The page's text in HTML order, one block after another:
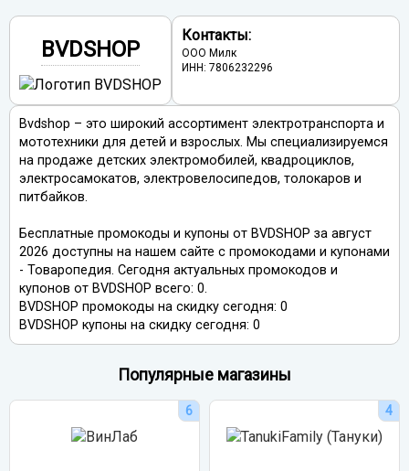
BVDSHOP
Контакты:
ООО Милк
ИНН: 7806232296
Bvdshop – это широкий ассортимент электротранспорта и
мототехники для детей и взрослых. Мы специализируемся
на продаже детских электромобилей, квадроциклов,
электросамокатов, электровелосипедов, толокаров и
питбайков.
Бесплатные промокоды и купоны от BVDSHOP за август
2026 доступны на нашем сайте с промокодами и купонами
- Товаропедия. Сегодня актуальных промокодов и
купонов от BVDSHOP всего: 0.
BVDSHOP промокоды на скидку сегодня: 0
BVDSHOP купоны на скидку сегодня: 0
Популярные магазины
6 4